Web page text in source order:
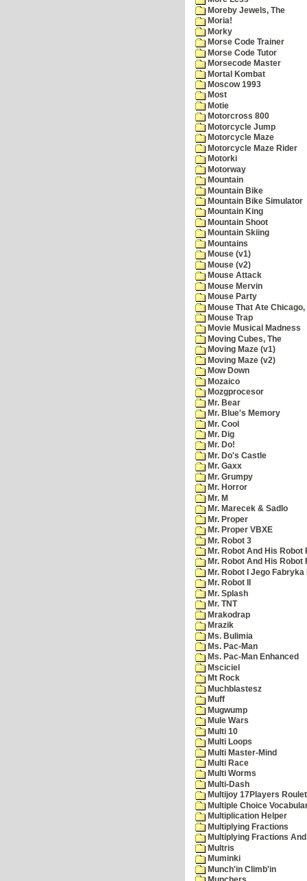
Moreby Jewels, The
Moria!
Morky
Morse Code Trainer
Morse Code Tutor
Morsecode Master
Mortal Kombat
Moscow 1993
Most
Motie
Motorcross 800
Motorcycle Jump
Motorcycle Maze
Motorcycle Maze Rider
Motorki
Motorway
Mountain
Mountain Bike
Mountain Bike Simulator
Mountain King
Mountain Shoot
Mountain Skiing
Mountains
Mouse (v1)
Mouse (v2)
Mouse Attack
Mouse Mervin
Mouse Party
Mouse That Ate Chicago,
Mouse Trap
Movie Musical Madness
Moving Cubes, The
Moving Maze (v1)
Moving Maze (v2)
Mow Down
Mozaico
Mozgprocesor
Mr. Bear
Mr. Blue's Memory
Mr. Cool
Mr. Dig
Mr. Do!
Mr. Do's Castle
Mr. Gaxx
Mr. Grumpy
Mr. Horror
Mr. M
Mr. Marecek & Sadlo
Mr. Proper
Mr. Proper VBXE
Mr. Robot 3
Mr. Robot And His Robot
Mr. Robot And His
Mr. Robot I Jego Fabryka
Mr. Robot II
Mr. Splash
Mr. TNT
Mrakodrap
Mrazik
Ms. Bulimia
Ms. Pac-Man
Ms. Pac-Man Enhanced
Msciciel
Mt Rock
Muchblastesz
Muff
Mugwump
Mule Wars
Multi 10
Multi Loops
Multi Master-Mind
Multi Race
Multi Worms
Multi-Dash
Multijoy 17Players
Multiple Choice
Multiplication Helper
Multiplying Fractions
Multiplying Fractions
Multris
Muminki
Munch'in Climb'in